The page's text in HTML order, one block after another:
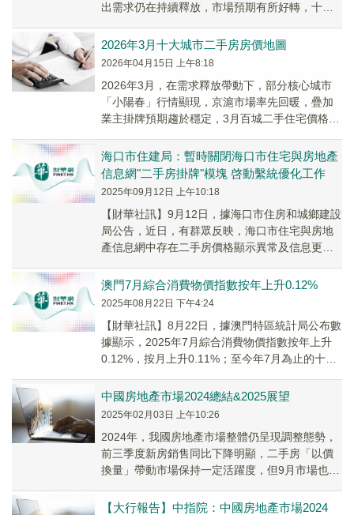
出需求仍在持續釋放，市場預期有所好轉，十大
上漲態勢。
2026年3月十大城市二手房房價地圖
2026年04月15日 上午8:18
2026年3月，在需求釋放帶動下，部分核心城市
「小陽春」行情顯現，京滬市場率先回暖，疊加
業主掛牌預期趨於穩定，3月百城二手住宅價格環
比上...
海口市住建局：暫時關閉海口市住宅與房地產
信息網"二手房掛牌"模塊 啓動繫統優化工作
2025年09月12日 上午10:18
【財華社訊】9月12日，據海口市住房和城鄉建設
局公告，近日，有群眾反映，海口市住宅與房地
產信息網中存在二手房價格顯示異常及信息更新
織核查...
澳門7月綜合消費物價指數按年上升0.12%
2025年08月22日 下午4:24
【財華社訊】8月22日，據澳門特區統計局公布數
據顯示，2025年7月綜合消費物價指數按年上升
0.12%，按月上升0.11%；至今年7月為止的十二
中國房地產市場2024總結&2025展望
2025年02月03日 上午10:26
2024年，我國房地產市場整體仍呈現調整態勢，
前三季度新房銷售同比下降明顯，二手房「以價
換量」帶動市場保持一定活躍度，但9月市場也出
地...
【大行報告】中指院：中國房地產市場2024